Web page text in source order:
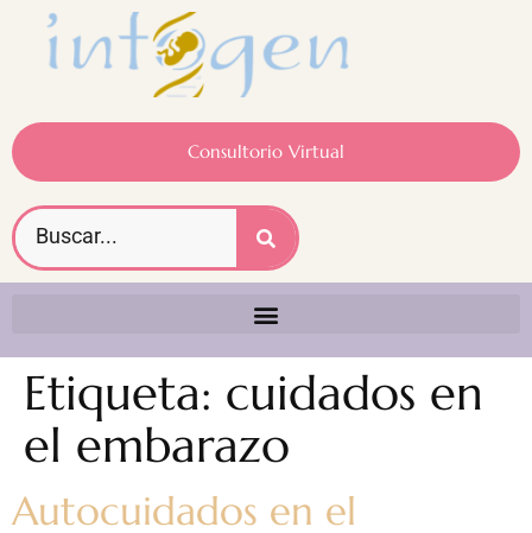
Consultorio Virtual
Etiqueta: cuidados en
el embarazo
Autocuidados en el